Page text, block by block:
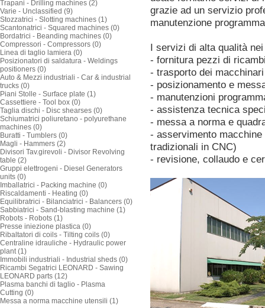
Trapani - Drilling machines (2)
Varie - Unclassified (9)
Stozzatrici - Slotting machines (1)
Scantonatrici - Squared machines (0)
Bordatrici - Beanding machines (0)
Compressori - Compressors (0)
Linea di taglio lamiera (0)
Posizionatori di saldatura - Weldings
positioners (0)
Auto & Mezzi industriali - Car & industrial
trucks (0)
Piani Stolle - Surface plate (1)
Cassettiere - Tool box (0)
Taglia dischi - Disc shearses (0)
Schiumatrici poliuretano - polyurethane
machines (0)
Buratti - Tumblers (0)
Magli - Hammers (2)
Divisori Tav.girevoli - Divisor Revolving
table (2)
Gruppi elettrogeni - Diesel Generators
units (0)
Imballatrici - Packing machine (0)
Riscaldamenti - Heating (0)
Equilibratrici - Bilanciatrici - Balancers (0)
Sabbiatrici - Sand-blasting machine (1)
Robots - Robots (1)
Presse iniezione plastica (0)
Ribaltatori di coils - Tilting coils (0)
Centraline idrauliche - Hydraulic power
plant (1)
Immobili industriali - Industrial sheds (0)
Ricambi Segatrici LEONARD - Sawing
LEONARD parts (12)
Plasma banchi di taglio - Plasma
Cutting (0)
Messa a norma macchine utensili (1)
grazie ad un servizio
manutenzione
I servizi di alta qualità
- fornitura pezzi di
- trasporto dei
- posizionamento e
- manutenzioni
- assistenza tecnica
- messa a norma e
- asservimento
tradizionali in CNC)
- revisione, collaudo e